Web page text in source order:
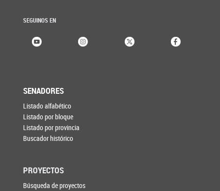
SEGUINOS EN
SENADORES
Listado alfabético
Listado por bloque
Listado por provincia
Buscador histórico
PROYECTOS
Búsqueda de proyectos